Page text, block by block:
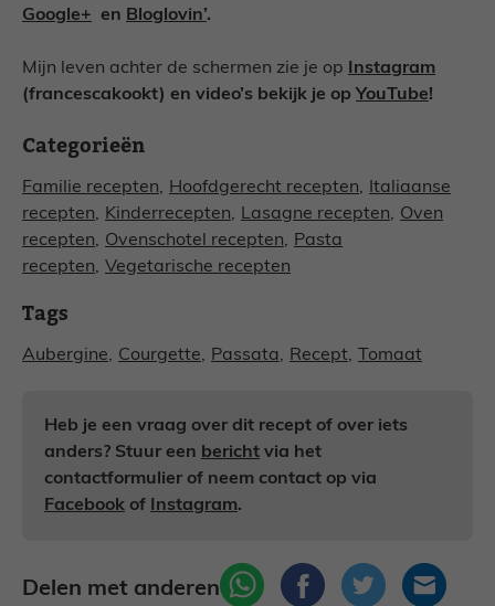
Google+ en Bloglovin’.
Mijn leven achter de schermen zie je op
Instagram
(francescakookt) en video’s bekijk je op YouTube!
Categorieën
Familie recepten, Hoofdgerecht recepten,
Italiaanse
recepten, Kinderrecepten, Lasagne recepten, Oven
recepten, Ovenschotel recepten, Pasta
recepten, Vegetarische recepten
Tags
Aubergine, Courgette, Passata, Recept, Tomaat
Heb je een vraag over dit recept of over iets
anders? Stuur een bericht via het
contactformulier of neem contact op via
Facebook of Instagram.
Delen met anderen